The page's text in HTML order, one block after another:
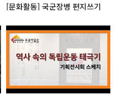
[문화활동] 국군장병 편지쓰기